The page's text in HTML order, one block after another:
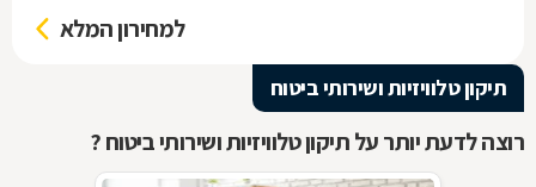
למחירון המלא
תיקון טלוויזיות ושירותי ביטוח
רוצה לדעת יותר על תיקון טלוויזיות ושירותי ביטוח ?